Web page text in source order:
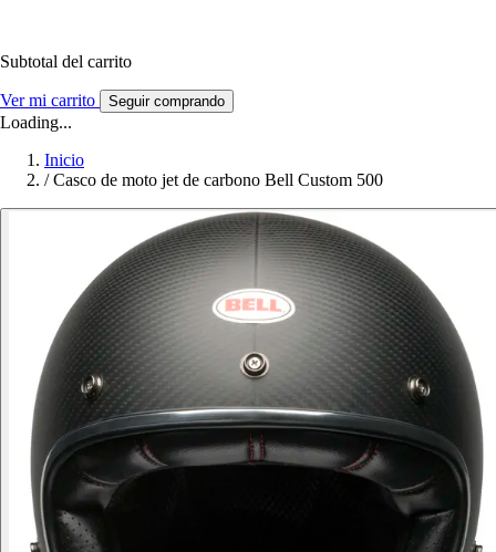
Subtotal del carrito
Ver mi carrito Seguir comprando
Loading...
Inicio
/ Casco de moto jet de carbono Bell Custom 500